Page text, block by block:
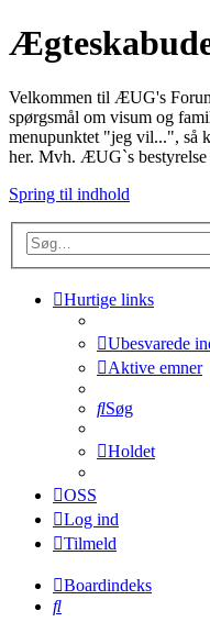
Velkommen til ÆUG's
spørgsmål om visum og
menupunktet "jeg vil...", så
her. Mvh. ÆUG`s bestyrelse
Spring til indhold
Hurtige links
Ubesvarede
Aktive emner
Søg
Holdet
OSS
Log ind
Tilmeld
Boardindeks
Søg